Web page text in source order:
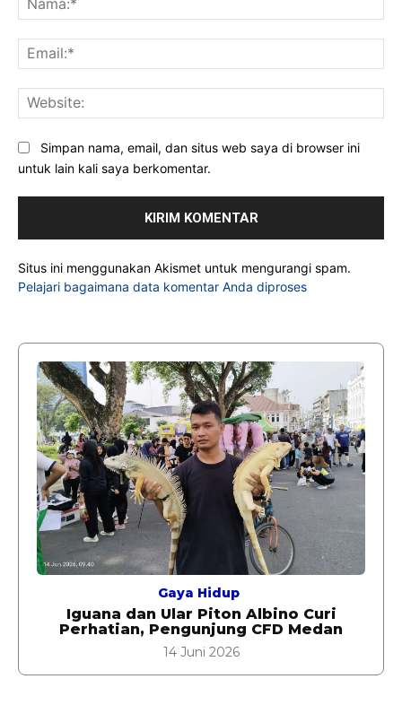
Simpan nama, email, dan situs web saya di browser ini
untuk lain kali saya berkomentar.
Situs ini menggunakan Akismet untuk mengurangi spam.
Pelajari bagaimana data komentar Anda diproses
Gaya Hidup
Iguana dan Ular Piton Albino Curi
Perhatian, Pengunjung CFD Medan
14 Juni 2026